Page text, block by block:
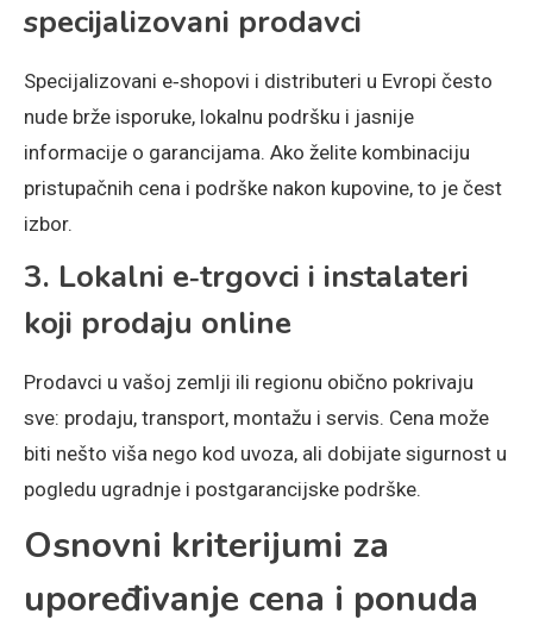
specijalizovani prodavci
Specijalizovani e‑shopovi i distributeri u Evropi često
nude brže isporuke, lokalnu podršku i jasnije
informacije o garancijama. Ako želite kombinaciju
pristupačnih cena i podrške nakon kupovine, to je čest
izbor.
3. Lokalni e‑trgovci i instalateri
koji prodaju online
Prodavci u vašoj zemlji ili regionu obično pokrivaju
sve: prodaju, transport, montažu i servis. Cena može
biti nešto viša nego kod uvoza, ali dobijate sigurnost u
pogledu ugradnje i postgarancijske podrške.
Osnovni kriterijumi za
upoređivanje cena i ponuda